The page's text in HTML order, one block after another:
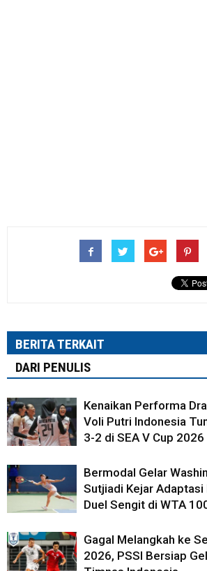
BERITA TERKAIT
DARI PENULIS
Kenaikan Performa
Voli Putri Indonesia
3-2 di SEA V Cup 2026
Bermodal Gelar
Sutjiadi Kejar Adaptasi
Duel Sengit di WTA
Gagal Melangkah ke
2026, PSSI Bersiap